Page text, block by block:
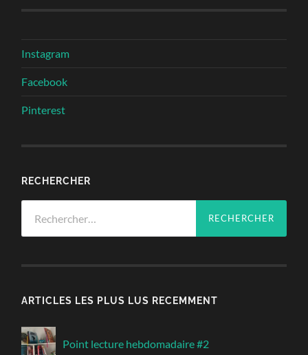
Instagram
Facebook
Pinterest
RECHERCHER
ARTICLES LES PLUS LUS RECEMMENT
Point lecture hebdomadaire #2